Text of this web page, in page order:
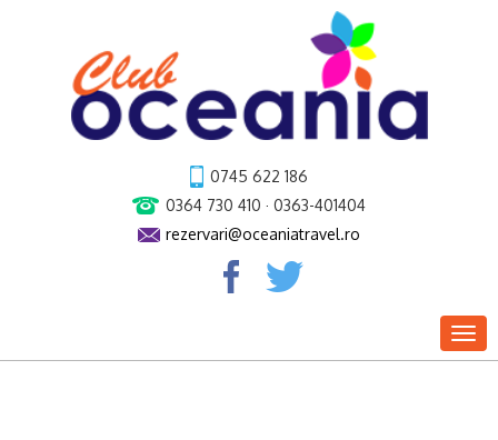
0745 622 186
0364 730 410 · 0363-401404
rezervari@oceaniatravel.ro